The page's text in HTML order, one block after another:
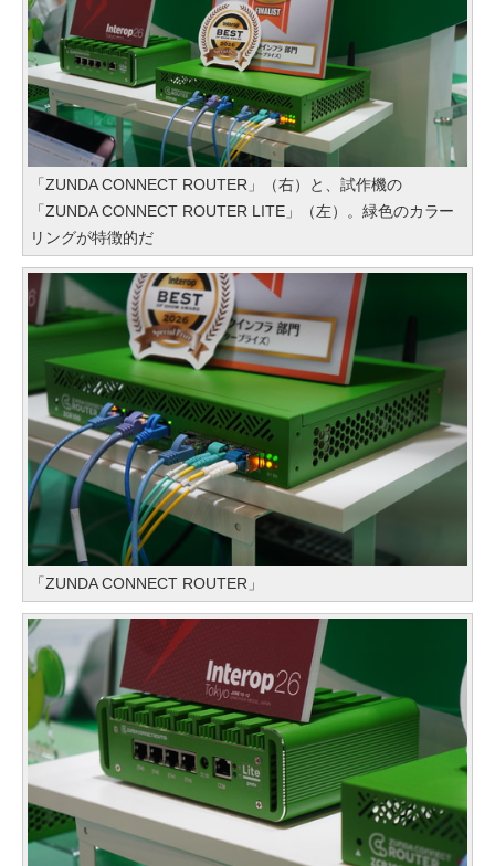
「ZUNDA CONNECT ROUTER」（右）と、試作機の
「ZUNDA CONNECT ROUTER LITE」（左）。緑色のカラー
リングが特徴的だ
「ZUNDA CONNECT ROUTER」